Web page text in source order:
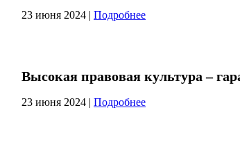
23 июня 2024 | Подробнее
Высокая правовая культура –
23 июня 2024 | Подробнее